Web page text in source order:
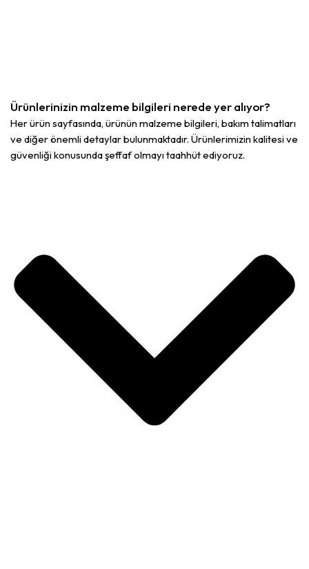
Ürünlerinizin malzeme bilgileri nerede yer alıyor?
Her ürün sayfasında, ürünün malzeme bilgileri, bakım talimatları
ve diğer önemli detaylar bulunmaktadır. Ürünlerimizin kalitesi ve
güvenliği konusunda şeffaf olmayı taahhüt ediyoruz.